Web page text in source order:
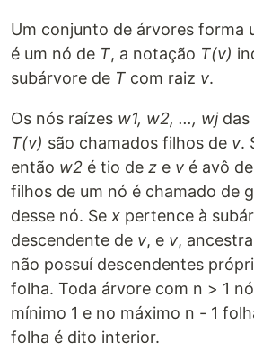
Um conjunto de árvores forma
é um nó de T, a notação T(v)
subárvore de T com raiz v.
Os nós raízes w1, w2, ..., wjdas
T(v) são chamados filhos de v.
então w2 é tio de z e v é avô de
filhos de um nó é chamado de
desse nó. Se x pertence à
descendente de v, e v,
não possuí descendentes
folha. Toda árvore com n > 1
mínimo 1 e no máximo n - 1
folha é dito interior.